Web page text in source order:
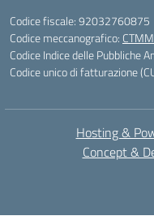
Codice fiscale: 92032760875
Codice meccanografico:
Codice Indice delle Pubbliche
Codice unico di fatturazione
Hosting &
Concept &